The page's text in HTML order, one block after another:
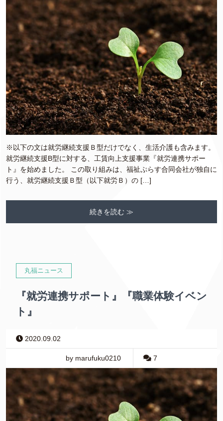
※以下の文は就労継続支援Ｂ型だけでなく、生活介護も含みます。
就労継続支援B型に対する、工賃向上支援事業『就労連携サポー
ト』を始めました。 この取り組みは、福祉ぷらす合同会社が独自に
行う、就労継続支援Ｂ型（以下就労Ｂ）の […]
続きを読む ≫
丸福ニュース
『就労連携サポート』『職業体験イベン
ト』
2020.09.02
by marufuku0210 7